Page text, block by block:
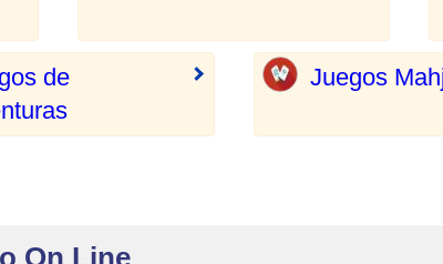
de
Juegos
On Line